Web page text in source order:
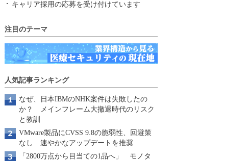
キャリア採用の応募を受け付けています
注目のテーマ
人気記事ランキング
なぜ、日本IBMのNHK案件は失敗したの
か？ メインフレーム大撤退時代のリスク
と教訓
VMware製品にCVSS 9.8の脆弱性、回避策
なし 速やかなアップデートを推奨
「2800万点から目当ての1品へ」 モノタ